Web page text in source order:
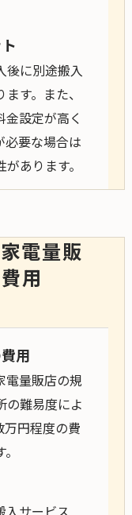
後に別途搬入
す。また、
設定が高く
必要な場合は
あります。
電量販
用
用
電量販店の規
の難易度によ
万円程度の費
入サービス